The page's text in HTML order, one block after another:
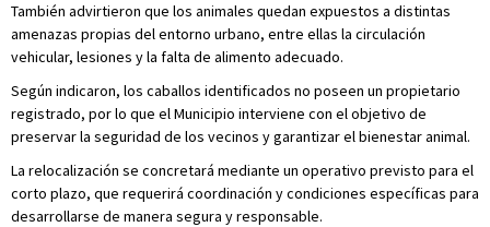
También advirtieron que los animales quedan expuestos a distintas
amenazas propias del entorno urbano, entre ellas la circulación
vehicular, lesiones y la falta de alimento adecuado.
Según indicaron, los caballos identificados no poseen un propietario
registrado, por lo que el Municipio interviene con el objetivo de
preservar la seguridad de los vecinos y garantizar el bienestar animal.
La relocalización se concretará mediante un operativo previsto para el
corto plazo, que requerirá coordinación y condiciones específicas para
desarrollarse de manera segura y responsable.